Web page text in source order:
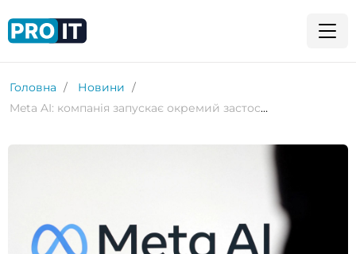
Головна
Новини
Meta AI: компанія запускає окремий застосунок для конкуренції з ChatGPT